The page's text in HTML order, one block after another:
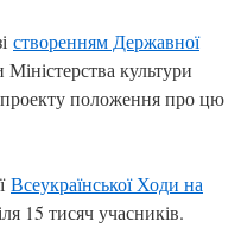
створенням Державної
культури
проекту положення про цю
Всеукраїнської Ходи на
15 тисяч учасників.